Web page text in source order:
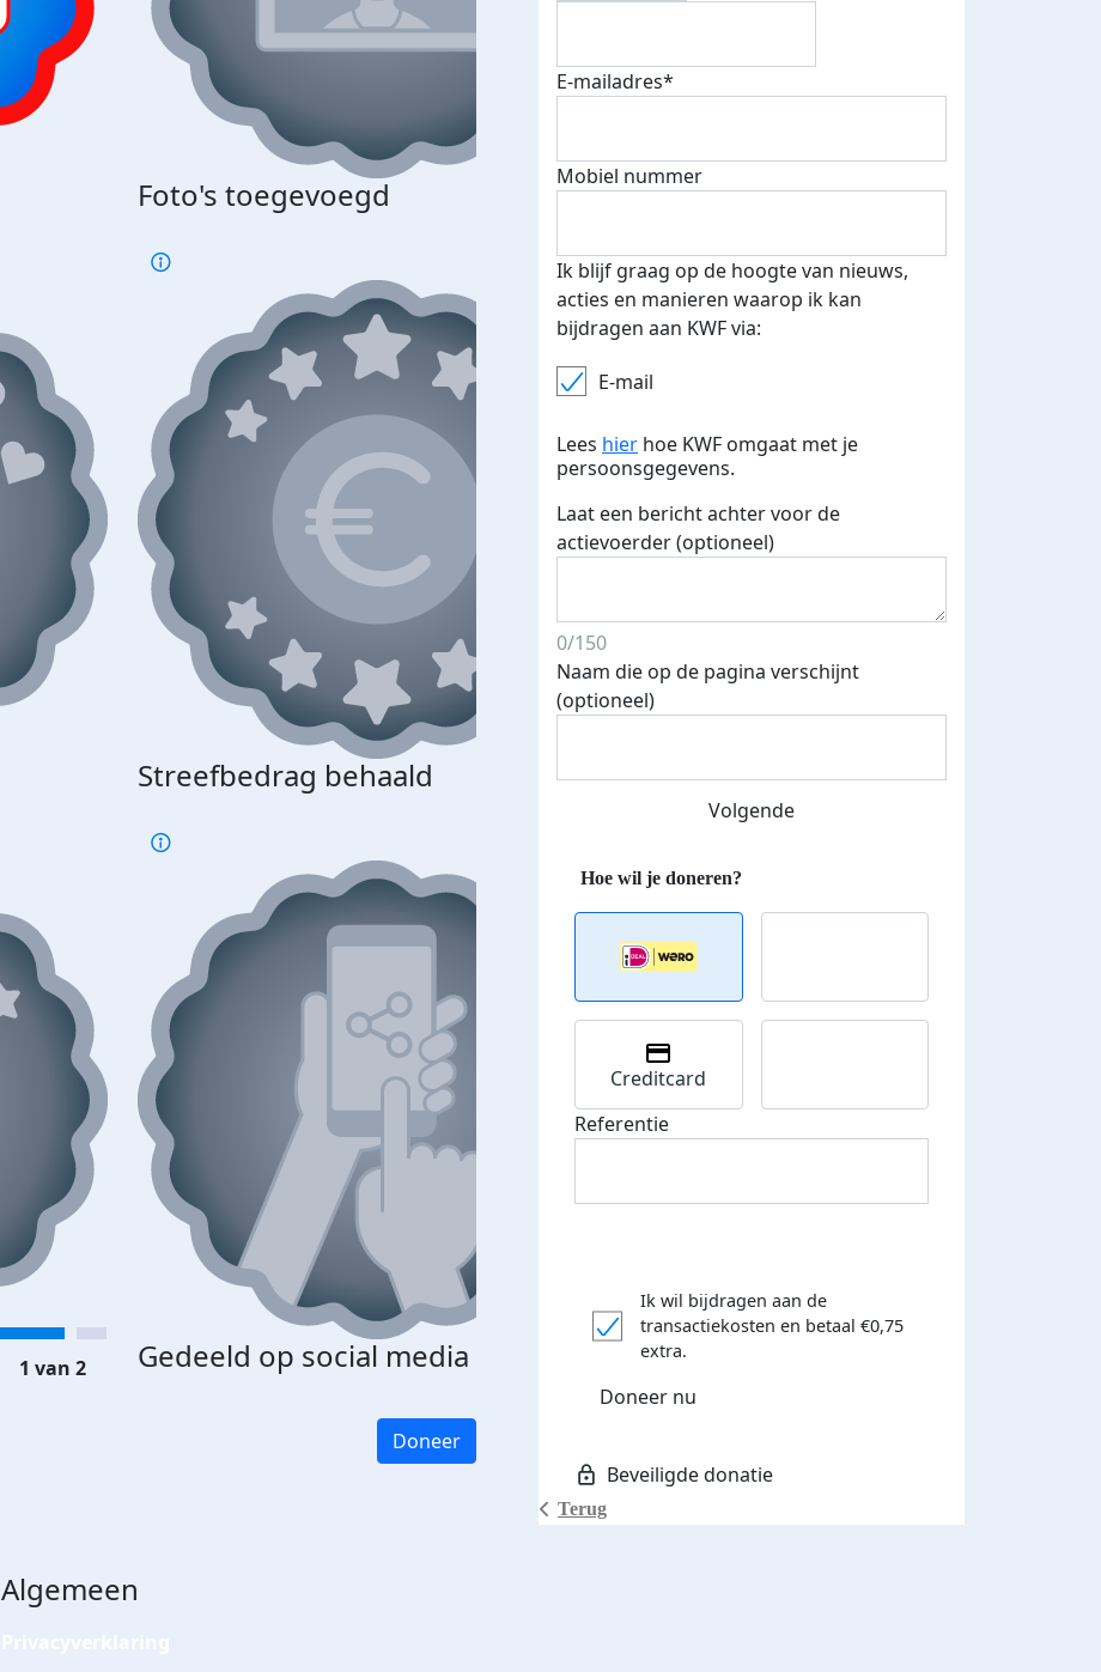
Foto's toegevoegd E-mails verstuurd
Streefbedrag behaald Streefbedrag verhoogd
Gedeeld op social media Donateurs bedankt
Bij 500 euro aan donaties ontvang
je je speciale KWF t-shirt!
1 van 2
Doneer
E-mailadres*
Mobiel nummer
Ik blijf graag op de hoogte van nieuws,
acties en manieren waarop ik kan
bijdragen aan KWF via:
E-mail
Lees hier hoe KWF omgaat met je
persoonsgegevens.
Laat een bericht achter voor de
actievoerder (optioneel)
0/150
Naam die op de pagina verschijnt
(optioneel)
Volgende
Terug
Creditcard
Referentie
Ik wil bijdragen aan de
transactiekosten en betaal €0,75
extra.
Doneer nu
Algemeen